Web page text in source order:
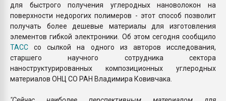
для быстрого получения углеродных нановолокон на
поверхности недорогих полимеров - этот способ позволит
получать более дешевые материалы для изготовления
элементов гибкой электроники. Об этом сегодня сообщило
ТАСС со сылкой на одного из авторов исследования,
старшего научного сотрудника сектора
наноструктурированных композиционных углеродных
материалов ОНЦ СО РАН Владимира Ковивчака.